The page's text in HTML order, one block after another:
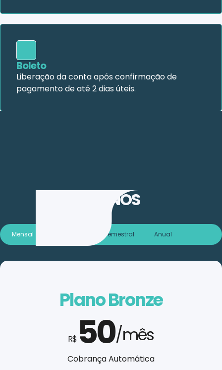
Boleto
Liberação da conta após confirmação de
pagamento de até 2 dias úteis.
PLANOS
Mensal Semestral Anual
Plano Bronze
R$ 50/mês
Cobrança Automática